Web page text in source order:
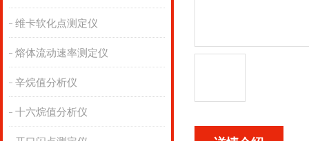
维卡软化点测定仪
熔体流动速率测定仪
辛烷值分析仪
十六烷值分析仪